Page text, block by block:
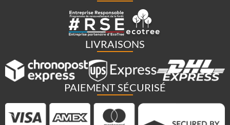
LIVRAISONS
PAIEMENT SÉCURISÉ